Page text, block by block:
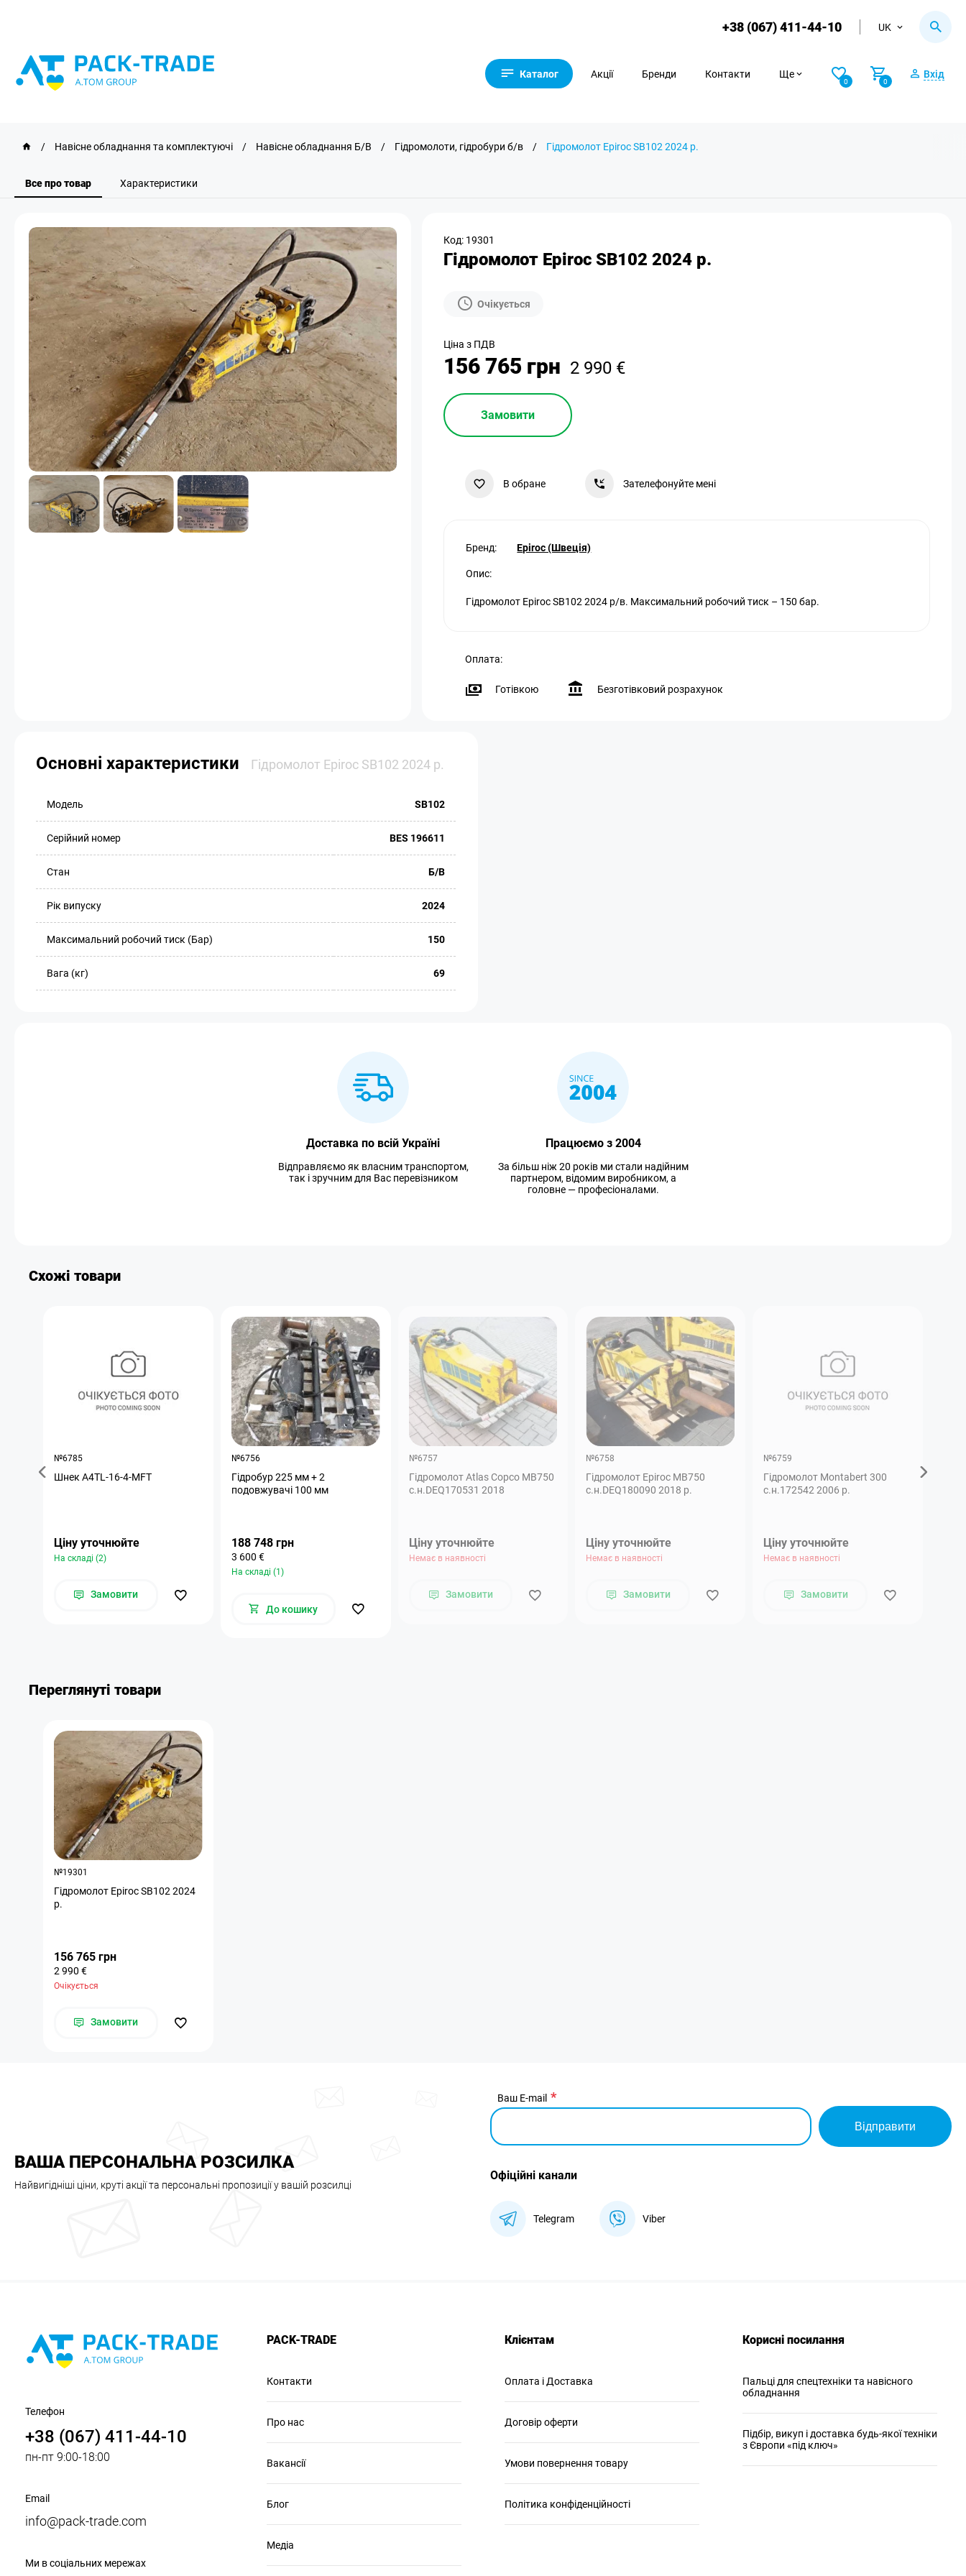
+38 (067) 411-44-10 UK
Каталог Акції Бренди Контакти Ще
0 0
Вхід
/ Навісне обладнання та комплектуючі / Навісне обладнання Б/В / Гідромолоти, гідробури б/в / Гідромолот Epiroc SB102 2024 р.
Все про товар Характеристики
Код: 19301
Гідромолот Epiroc SB102 2024 р.
Очікується
Ціна з ПДВ
156 765 грн 2 990 €
Замовити
В обране Зателефонуйте мені
Бренд: Epiroc (Швеція)
Опис:
Гідромолот Epiroc SB102 2024 р/в. Максимальний робочий тиск – 150 бар.
Оплата:
Готівкою Безготівковий розрахунок
Основні характеристики Гідромолот Epiroc SB102 2024 р.
Модель SB102
Серійний номер BES 196611
Стан Б/В
Рік випуску 2024
Максимальний робочий тиск (Бар) 150
Вага (кг) 69
Доставка по всій Україні
Відправляємо як власним транспортом,
так і зручним для Вас перевізником
Працюємо з 2004
За більш ніж 20 років ми стали надійним
партнером, відомим виробником, а
головне — професіоналами.
Схожі товари
№6785
Шнек A4TL-16-4-MFT
Ціну уточнюйте
На складі (2)
Замовити
№6756
Гідробур 225 мм + 2
подовжувачі 100 мм
188 748 грн
3 600 €
На складі (1)
До кошику
№6757
Гідромолот Atlas Copco MB750
с.н.DEQ170531 2018
Ціну уточнюйте
Немає в наявності
Замовити
№6758
Гідромолот Epiroc MB750
с.н.DEQ180090 2018 р.
Ціну уточнюйте
Немає в наявності
Замовити
№6759
Гідромолот Montabert 300
с.н.172542 2006 р.
Ціну уточнюйте
Немає в наявності
Замовити
Переглянуті товари
№19301
Гідромолот Epiroc SB102 2024
р.
156 765 грн
2 990 €
Очікується
Замовити
ВАША ПЕРСОНАЛЬНА РОЗСИЛКА
Найвигідніші ціни, круті акції та персональні пропозиції у вашій розсилці
Ваш E-mail
Відправити
Офіційні канали
Telegram Viber
Телефон
+38 (067) 411-44-10
пн-пт 9:00-18:00
Email
info@pack-trade.com
Ми в соціальних мережах
PACK-TRADE
Контакти
Про нас
Вакансії
Блог
Медіа
Клієнтам
Оплата і Доставка
Договір оферти
Умови повернення товару
Політика конфіденційності
Корисні посилання
Пальці для спецтехніки та навісного
обладнання
Підбір, викуп і доставка будь-якої техніки
з Європи «під ключ»